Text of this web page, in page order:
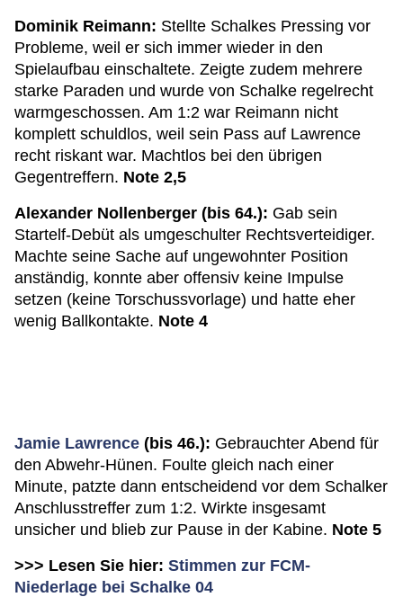
Dominik Reimann: Stellte Schalkes Pressing vor
Probleme, weil er sich immer wieder in den
Spielaufbau einschaltete. Zeigte zudem mehrere
starke Paraden und wurde von Schalke regelrecht
warmgeschossen. Am 1:2 war Reimann nicht
komplett schuldlos, weil sein Pass auf Lawrence
recht riskant war. Machtlos bei den übrigen
Gegentreffern. Note 2,5
Alexander Nollenberger (bis 64.): Gab sein
Startelf-Debüt als umgeschulter Rechtsverteidiger.
Machte seine Sache auf ungewohnter Position
anständig, konnte aber offensiv keine Impulse
setzen (keine Torschussvorlage) und hatte eher
wenig Ballkontakte. Note 4
Jamie Lawrence (bis 46.): Gebrauchter Abend für
den Abwehr-Hünen. Foulte gleich nach einer
Minute, patzte dann entscheidend vor dem Schalker
Anschlusstreffer zum 1:2. Wirkte insgesamt
unsicher und blieb zur Pause in der Kabine. Note 5
>>> Lesen Sie hier: Stimmen zur FCM-
Niederlage bei Schalke 04